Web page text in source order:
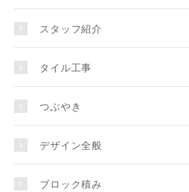
スタッフ紹介
タイル工事
つぶやき
デザイン全般
ブロック積み